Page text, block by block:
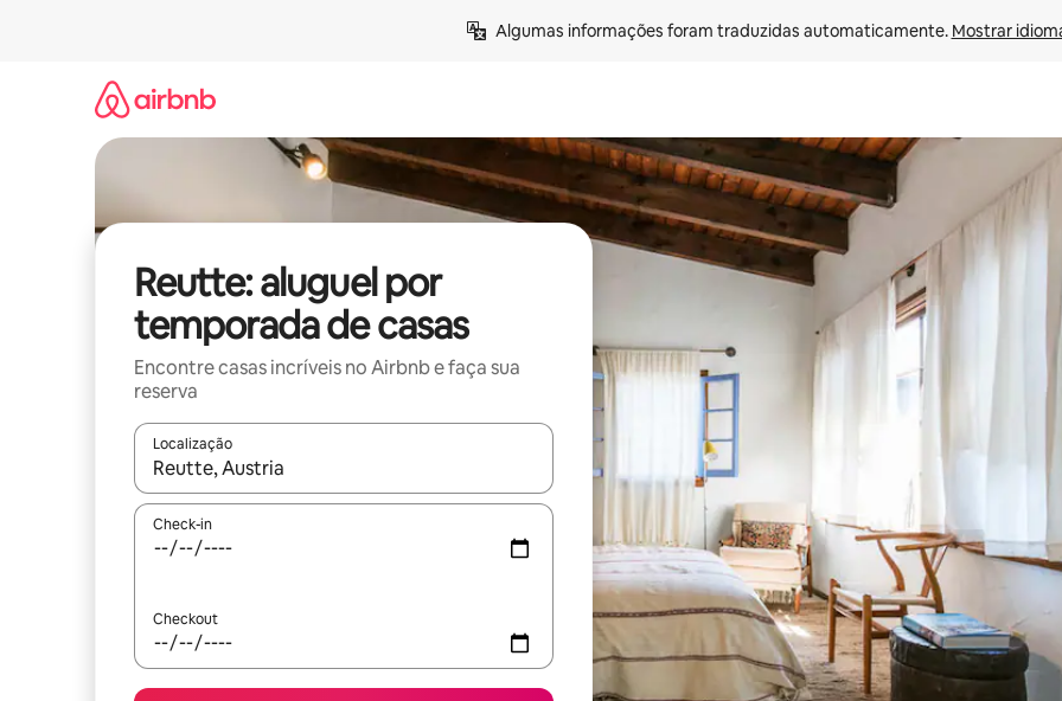
Algumas informações foram traduzidas automaticamente. Mostrar
Reutte: aluguel por
temporada de casas
Encontre casas incríveis no Airbnb e faça sua
reserva
Localização
Quando os resultados estiverem disponíveis, explore-os usando as seta para cima e para baixo do teclado ou tocando
Check-in
Checkout